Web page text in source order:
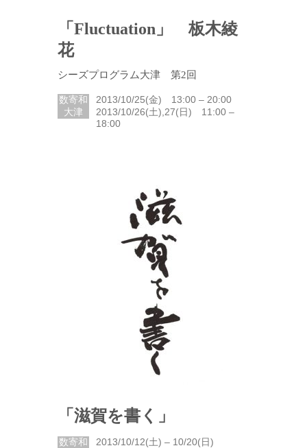
「Fluctuation」 板木綾
花
シーズプログラム大津 第2回
数寄和
大津
2013/10/25(金) 13:00 – 20:00
2013/10/26(土),27(日) 11:00 –
18:00
「滋賀を書く」
数寄和
2013/10/12(土) – 10/20(日)